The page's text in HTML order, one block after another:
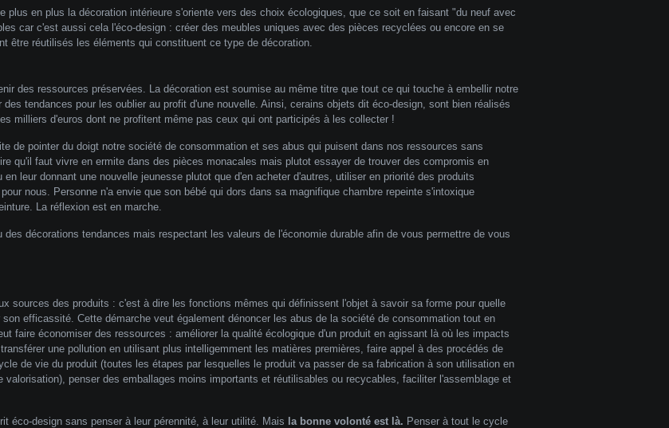
plus en plus la décoration intérieure s'oriente vers des choix écologiques, que ce soit en faisant "du neuf avec
car c'est aussi cela l'éco-design : créer des meubles uniques avec des pièces recyclées ou encore en se
être réutilisés les éléments qui constituent ce type de décoration.
des ressources préservées. La décoration est soumise au même titre que tout ce qui touche à embellir notre
tendances pour les oublier au profit d'une nouvelle. Ainsi, cerains objets dit éco-design, sont bien réalisés
milliers d'euros dont ne profitent même pas ceux qui ont participés à les collecter !
de pointer du doigt notre société de consommation et ses abus qui puisent dans nos ressources sans
qu'il faut vivre en ermite dans des pièces monacales mais plutot essayer de trouver des compromis en
leur donnant une nouvelle jeunesse plutot que d'en acheter d'autres, utiliser en priorité des produits
nous. Personne n'a envie que son bébé qui dors dans sa magnifique chambre repeinte s'intoxique
La réflexion est en marche.
décorations tendances mais respectant les valeurs de l'économie durable afin de vous permettre de vous
sources des produits : c'est à dire les fonctions mêmes qui définissent l'objet à savoir sa forme pour quelle
efficassité. Cette démarche veut également dénoncer les abus de la société de consommation tout en
faire économiser des ressources : améliorer la qualité écologique d'un produit en agissant là où les impacts
une pollution en utilisant plus intelligemment les matières premières, faire appel à des procédés de
de vie du produit (toutes les étapes par lesquelles le produit va passer de sa fabrication à son utilisation en
penser des emballages moins importants et réutilisables ou recycables, faciliter l'assemblage et
éco-design sans penser à leur pérennité, à leur utilité. Mais la bonne volonté est là. Penser à tout le cycle